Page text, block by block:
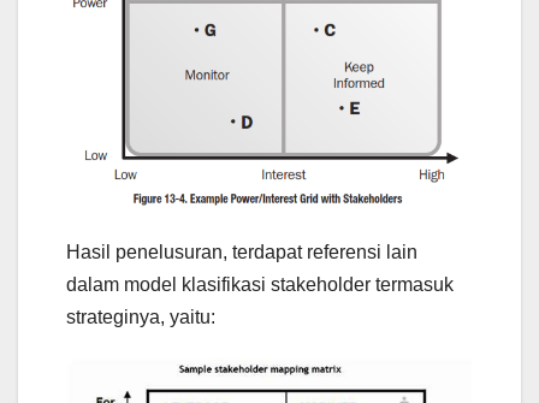
Hasil penelusuran, terdapat referensi lain
dalam model klasifikasi stakeholder termasuk
strateginya, yaitu: